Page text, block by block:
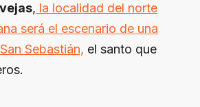
, la localidad del norte
será el escenario de una
Sebastián, el santo que